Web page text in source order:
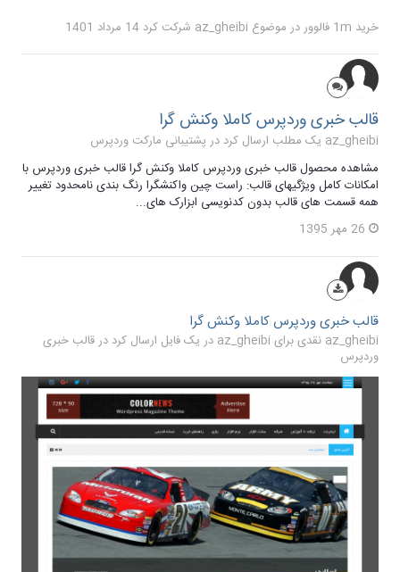
خرید 1m فالوور در موضوع az_gheibi شرکت کرد 14 مرداد 1401
قالب خبری وردپرس کاملا وکنش گرا
az_gheibi یک مطلب ارسال کرد در
پشتیبانی مارکت وردپرس
مشاهده محصول قالب خبری وردپرس کاملا وکنش گرا قالب خبری وردپرس با
امکانات کامل ویژگیهای قالب: راست چین واکنشگرا رنگ بندی نامحدود تغییر
همه قسمت های قالب بدون کدنویسی ابزارک های...
26 مهر 1395
قالب خبری وردپرس کاملا وکنش گرا
az_gheibi نقدی برای az_gheibi در یک فایل ارسال کرد در
قالب خبری
وردپرس